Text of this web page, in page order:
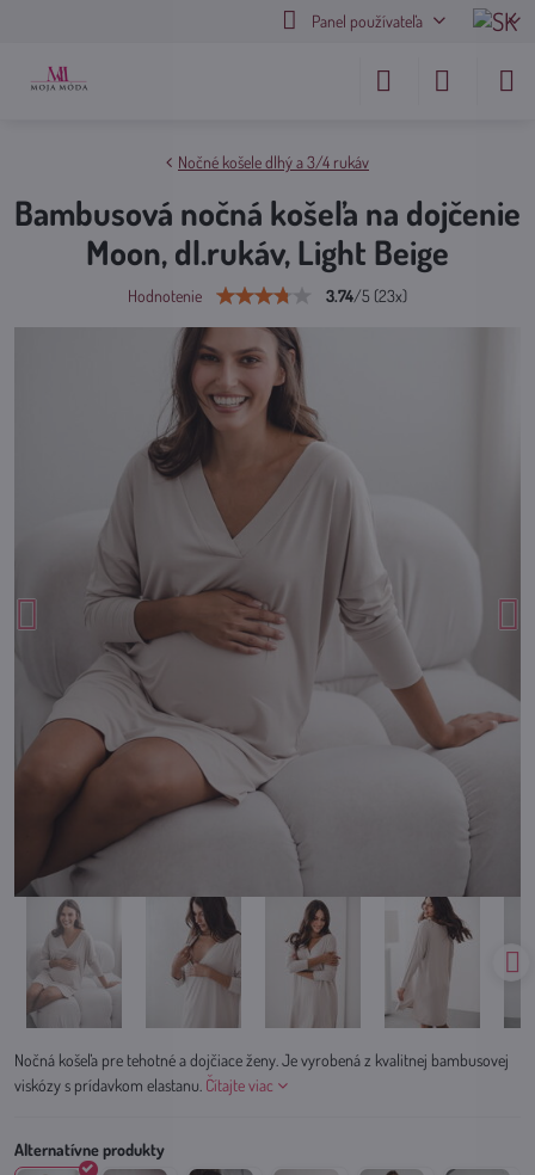
Panel používateľa
Nočné košele dlhý a 3/4 rukáv
Bambusová nočná košeľa na dojčenie
Moon, dl.rukáv, Light Beige
Hodnotenie 3.74/5 (23x)
Nočná košeľa pre tehotné a dojčiace ženy. Je vyrobená z kvalitnej bambusovej
viskózy s prídavkom elastanu. Čítajte viac